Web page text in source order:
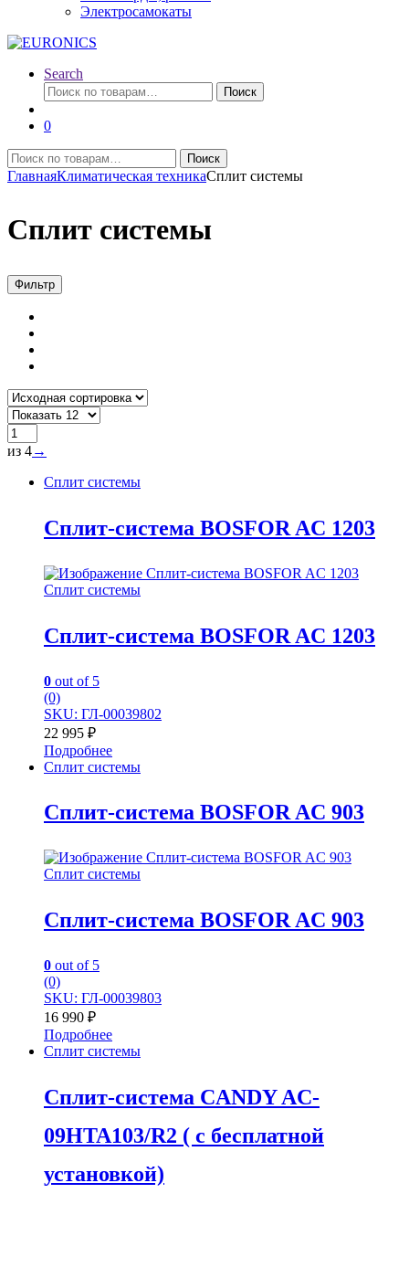
Электросамокаты
Search
Искать:
Поиск
0
Искать:
Поиск
ГлавнаяКлиматическая техникаСплит системы
Сплит системы
Фильтр
из 4→
Сплит системы
Сплит-система BOSFOR AC 1203
Сплит системы
Сплит-система BOSFOR AC 1203
0 out of 5
(0)
SKU: ГЛ-00039802
22 995 ₽
Подробнее
Сплит системы
Сплит-система BOSFOR AC 903
Сплит системы
Сплит-система BOSFOR AC 903
0 out of 5
(0)
SKU: ГЛ-00039803
16 990 ₽
Подробнее
Сплит системы
Сплит-система CANDY AC-
09HTA103/R2 ( с бесплатной
установкой)